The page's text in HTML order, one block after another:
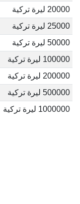
20000 ليرة تركية
25000 ليرة تركية
50000 ليرة تركية
100000 ليرة تركية
200000 ليرة تركية
500000 ليرة تركية
1000000 ليرة تركية